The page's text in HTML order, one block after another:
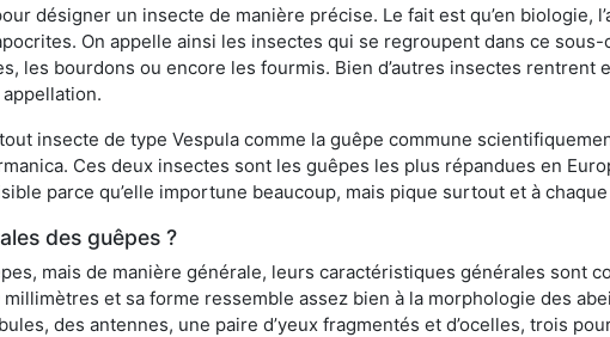
désigner un insecte de manière précise. Le fait est qu’en biologie,
On appelle ainsi les insectes qui se regroupent dans ce
les bourdons ou encore les fourmis. Bien d’autres insectes
insecte de type Vespula comme la guêpe commune
Ces deux insectes sont les guêpes les plus répandues en
parce qu’elle importune beaucoup, mais pique surtout et à
des guêpes ?
mais de manière générale, leurs caractéristiques générales sont
et sa forme ressemble assez bien à la morphologie des
des antennes, une paire d’yeux fragmentés et d’ocelles, trois